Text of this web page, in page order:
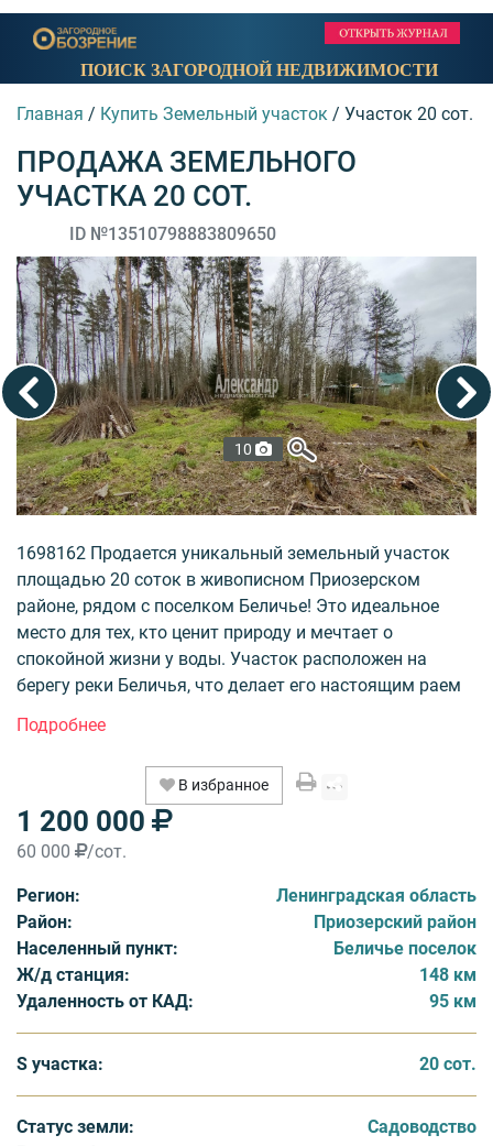
ПОИСК ЗАГОРОДНОЙ НЕДВИЖИМОСТИ
Главная / Купить Земельный участок / Участок 20 сот.
ПРОДАЖА ЗЕМЕЛЬНОГО
УЧАСТКА 20 СОТ.
ID №13510798883809650
10
1698162 Продается уникальный земельный участок
площадью 20 соток в живописном Приозерском
районе, рядом с поселком Беличье! Это идеальное
место для тех, кто ценит природу и мечтает о
спокойной жизни у воды. Участок расположен на
берегу реки Беличья, что делает его настоящим раем
свежем воздухе.
Земли предназначены для индивидуального дачного
строительства, что открывает безграничные
возможности для реализации ваших задумок.
Прекрасная дорога обеспечит легкий доступ, а
удобно организовать пространство.
Электричество уже доступно для подключения, так
как линия электропередач проходит рядом, а соседи
уже наслаждаются комфортом.
Не упустите шанс стать обладателем этого
прекрасного участка, где Вы сможете создать уютный
уголок для отдыха и наслаждаться красотой природы!
В избранное
1 200 000
60 000 /сот.
Регион:
Ленинградская область
Район:
Приозерский район
Населенный пункт:
Беличье поселок
Ж/д станция:
148 км
Удаленность от КАД:
95 км
S участка: 20 сот.
Статус земли:
Садоводство